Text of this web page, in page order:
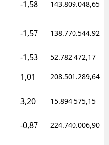
-1,58 143.809.048,65
-1,57 138.770.544,92
-1,53 52.782.472,17
1,01 208.501.289,64
3,20 15.894.575,15
-0,87 224.740.006,90